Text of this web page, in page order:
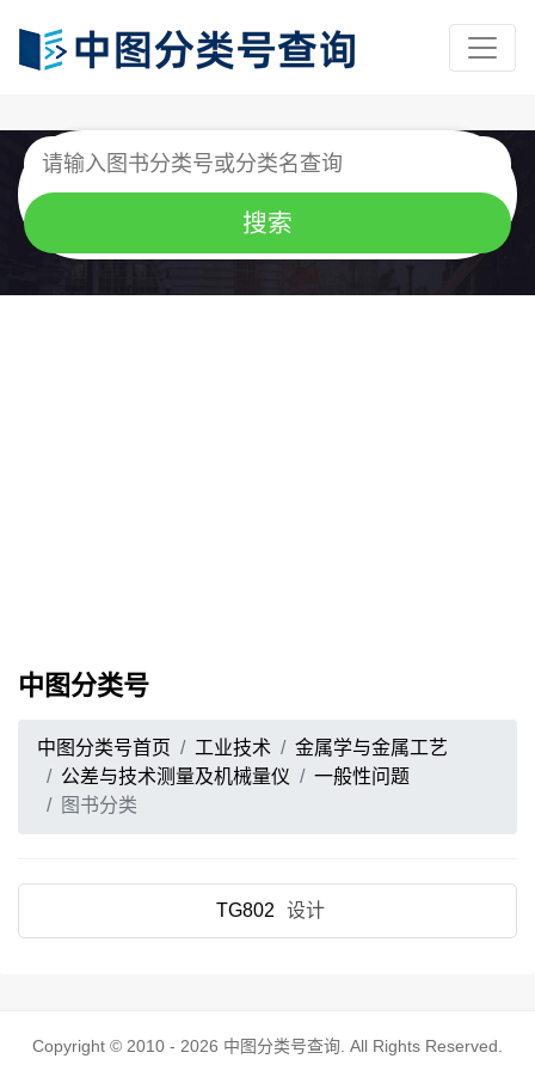
中图分类号
中图分类号首页 工业技术
金属学与金属工艺
公差与技术测量及机械量仪
一般性问题
图书分类
TG802 设计
Copyright © 2010 - 2026 中图分类号查询 . All Rights Reserved.